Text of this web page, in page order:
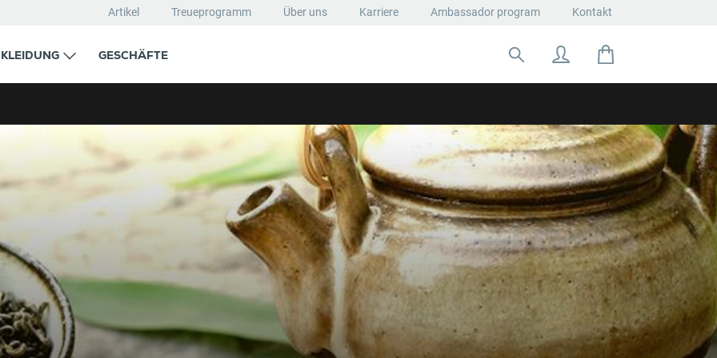
Artikel Treueprogramm Über uns Karriere Ambassador program Kontakt
KLEIDUNG GESCHÄFTE
Suche nach: